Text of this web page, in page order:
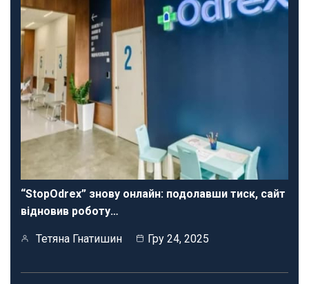
“StopOdrex” знову онлайн: подолавши тиск, сайт
відновив роботу…
Тетяна Гнатишин Гру 24, 2025